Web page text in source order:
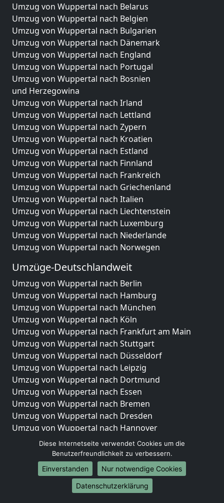
Umzug von Wuppertal nach Belarus
Umzug von Wuppertal nach Belgien
Umzug von Wuppertal nach Bulgarien
Umzug von Wuppertal nach Dänemark
Umzug von Wuppertal nach England
Umzug von Wuppertal nach Portugal
Umzug von Wuppertal nach Bosnien
und Herzegowina
Umzug von Wuppertal nach Irland
Umzug von Wuppertal nach Lettland
Umzug von Wuppertal nach Zypern
Umzug von Wuppertal nach Kroatien
Umzug von Wuppertal nach Estland
Umzug von Wuppertal nach Finnland
Umzug von Wuppertal nach Frankreich
Umzug von Wuppertal nach Griechenland
Umzug von Wuppertal nach Italien
Umzug von Wuppertal nach Liechtenstein
Umzug von Wuppertal nach Luxemburg
Umzug von Wuppertal nach Niederlande
Umzug von Wuppertal nach Norwegen
Umzüge-Deutschlandweit
Umzug von Wuppertal nach Berlin
Umzug von Wuppertal nach Hamburg
Umzug von Wuppertal nach München
Umzug von Wuppertal nach Köln
Umzug von Wuppertal nach Frankfurt am Main
Umzug von Wuppertal nach Stuttgart
Umzug von Wuppertal nach Düsseldorf
Umzug von Wuppertal nach Leipzig
Umzug von Wuppertal nach Dortmund
Umzug von Wuppertal nach Essen
Umzug von Wuppertal nach Bremen
Umzug von Wuppertal nach Dresden
Umzug von Wuppertal nach Hannover
Umzug von Wuppertal nach Nürnberg
Umzug von Wuppertal nach Duisburg
Umzug von Wuppertal nach Bochum
Umzug von Wuppertal nach Wuppertal
Umzug von Wuppertal nach Bielefeld
Diese Internetseite verwendet Cookies um die
Benutzerfreundlichkeit zu verbessern.
Einverstanden
Nur notwendige Cookies
Datenschutzerklärung